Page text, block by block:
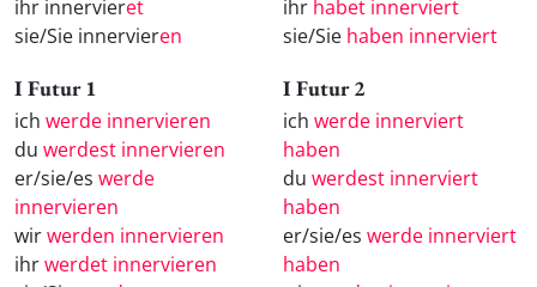
ihr innervieret
sie/Sie innervieren
ihr habet innerviert
sie/Sie haben innerviert
I Futur 1
ich werde innervieren
du werdest innervieren
er/sie/es werde
innervieren
wirwerden innervieren
ihrwerdet innervieren
I Futur 2
ich werde innerviert
haben
du werdest innerviert
haben
er/sie/es werde innerviert
haben